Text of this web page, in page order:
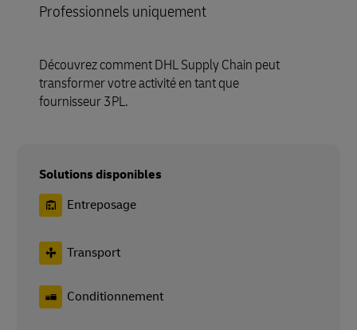
Professionnels uniquement
Découvrez comment DHL Supply Chain peut
transformer votre activité en tant que
fournisseur 3PL.
Solutions disponibles
Entreposage
Transport
Conditionnement